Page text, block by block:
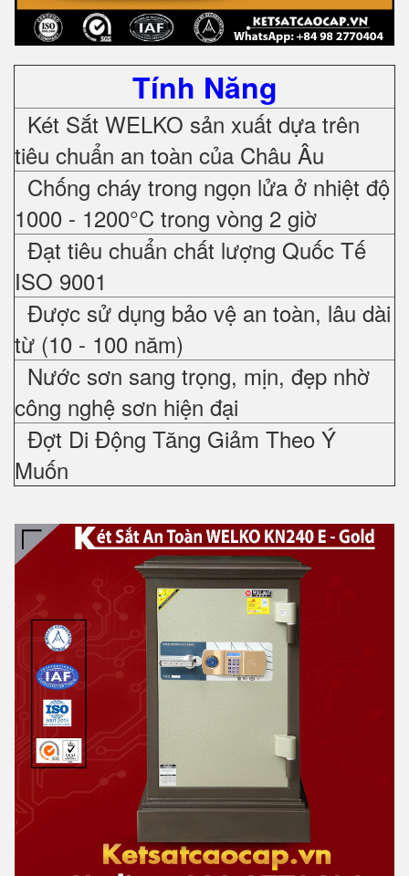
Tính Năng
Két Sắt WELKO sản xuất dựa trên
tiêu chuẩn an toàn của Châu Âu
Chống cháy trong ngọn lửa ở nhiệt độ
1000 - 1200°C trong vòng 2 giờ
Đạt tiêu chuẩn chất lượng Quốc Tế
ISO 9001
Được sử dụng bảo vệ an toàn, lâu dài
từ (10 - 100 năm)
Nước sơn sang trọng, mịn, đẹp nhờ
công nghệ sơn hiện đại
Đợt Di Động Tăng Giảm Theo Ý
Muốn